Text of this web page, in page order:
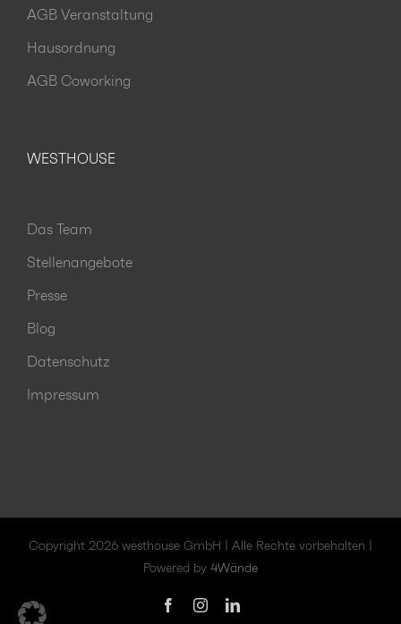
AGB Veranstaltung
Hausordnung
AGB Coworking
WESTHOUSE
Das Team
Stellenangebote
Presse
Blog
Datenschutz
Impressum
Copyright 2026 westhouse GmbH | Alle Rechte vorbehalten |
Powered by 4Wände
FacebookInstagramLinkedIn